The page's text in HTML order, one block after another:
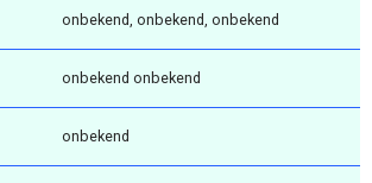
onbekend, onbekend, onbekend
onbekend onbekend
onbekend